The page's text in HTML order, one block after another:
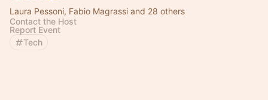
Laura Pessoni, Fabio Magrassi and 28 others
Contact the Host
Report Event
Tech